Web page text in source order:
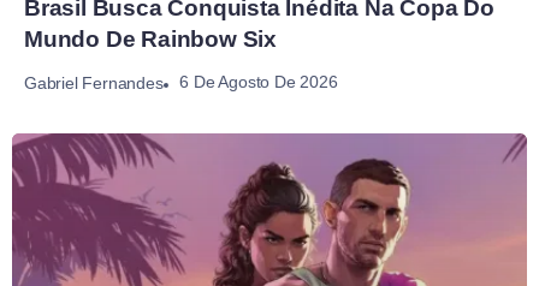
Brasil Busca Conquista Inédita Na Copa Do
Mundo De Rainbow Six
Gabriel Fernandes 6 De Agosto De 2026